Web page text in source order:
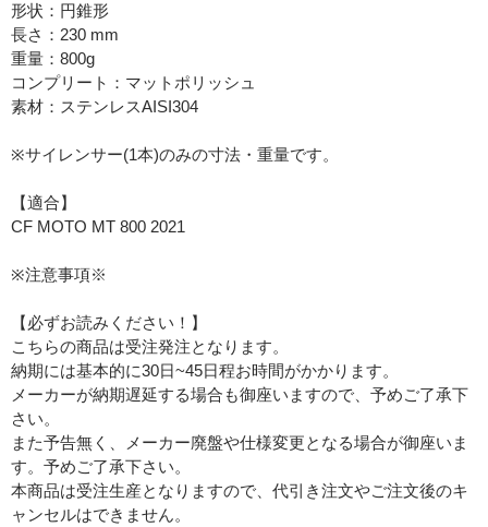
形状：円錐形
長さ：230 mm
重量：800g
コンプリート：マットポリッシュ
素材：ステンレスAISI304
※サイレンサー(1本)のみの寸法・重量です。
【適合】
CF MOTO MT 800 2021
※注意事項※
【必ずお読みください！】
こちらの商品は受注発注となります。
納期には基本的に30日~45日程お時間がかかります。
メーカーが納期遅延する場合も御座いますので、予めご了承下
さい。
また予告無く、メーカー廃盤や仕様変更となる場合が御座いま
す。予めご了承下さい。
本商品は受注生産となりますので、代引き注文やご注文後のキ
ャンセルはできません。